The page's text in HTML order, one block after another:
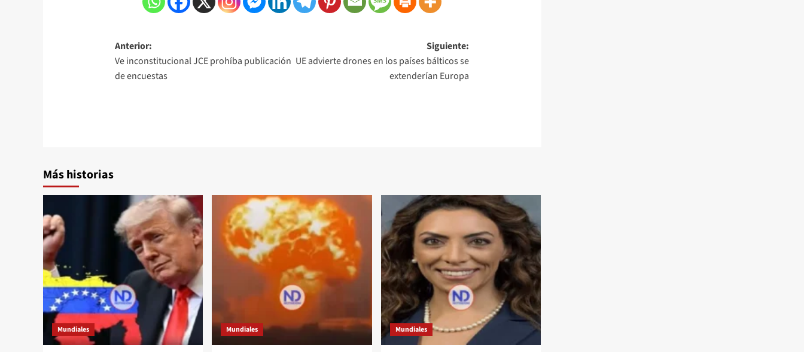
Anterior:
Ve inconstitucional JCE prohíba publicación
de encuestas
Siguiente:
UE advierte drones en los países bálticos se
extenderían Europa
Más historias
Mundiales Mundiales Mundiales